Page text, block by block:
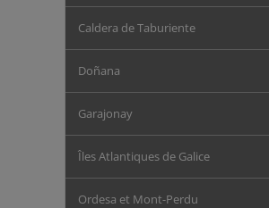
Caldera de Taburiente
Doñana
Garajonay
Îles Atlantiques de Galice
Ordesa et Mont-Perdu